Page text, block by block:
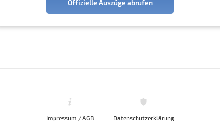
Offizielle Auszüge abrufen
Impressum / AGB Datenschutzerklärung